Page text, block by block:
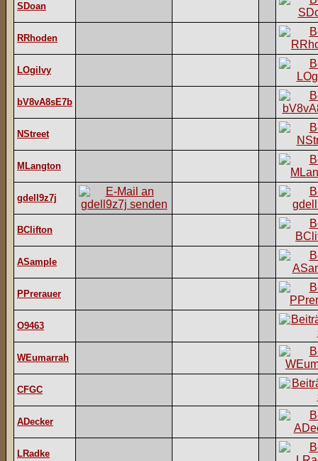
SDoan
RRhoden
LOgilvy
bV8vA8sE7b
NStreet
MLangton
gdell9z7j
BClifton
ASample
PPrerauer
O9463
WEumarrah
CFGC
ADecker
LRadke